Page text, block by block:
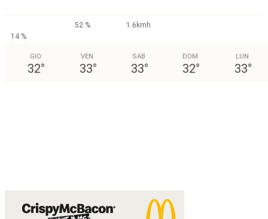
52 %
1.6kmh
14 %
GIO
32°
VEN
33°
SAB
33°
DOM
32°
LUN
33°